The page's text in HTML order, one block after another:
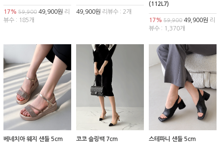
17% 59,900 49,900원 리
뷰수 : 185개
49,900원 리뷰수 : 2개
(112L7)
17% 59,90049,900원 리
뷰수 : 1,370개
베네치아 웨지 샌들 5cm
코코 슬링백 7cm
스테파니 샌들 5cm